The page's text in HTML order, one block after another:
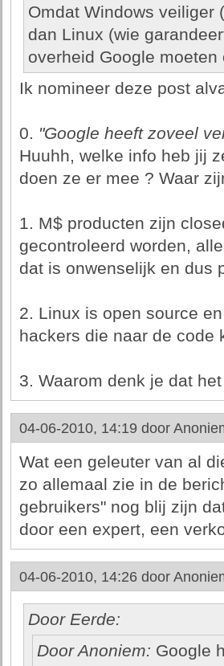
Omdat Windows veiliger
dan Linux (wie
overheid Google
Ik nomineer deze post
0. "Google heeft zoveel
Huuhh, welke info heb jij
doen ze er mee ? Waar
1. M$ producten zijn
gecontroleerd worden,
dat is onwenselijk en dus
2. Linux is open source
hackers die naar de code
3. Waarom denk je dat
04-06-2010, 14:19 door
Wat een geleuter van al
zo allemaal zie in de
gebruikers" nog blij zijn
door een expert, een
04-06-2010, 14:26 door
Door Eerde:
Door Anoniem: Google